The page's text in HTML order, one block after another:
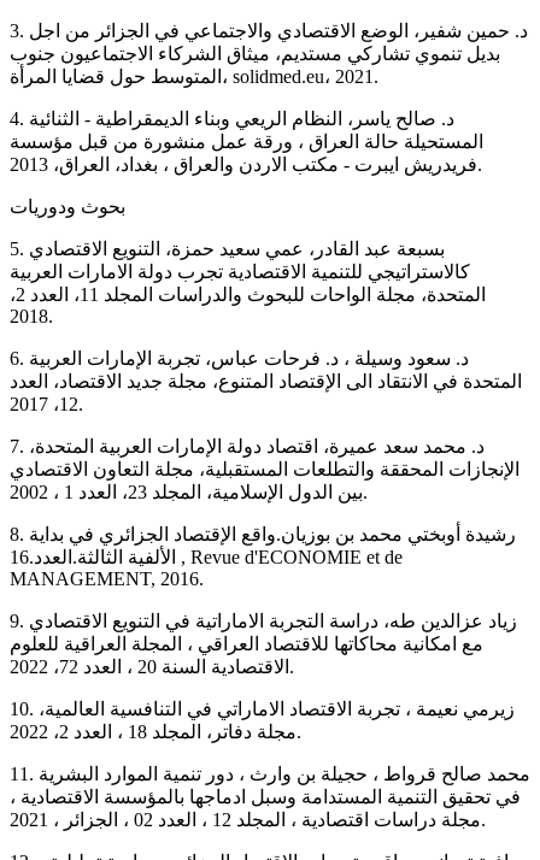
3. د. حمين شفير، الوضع الاقتصادي والاجتماعي في الجزائر من اجل
بديل تنموي تشاركي مستديم، ميثاق الشركاء الاجتماعيون جنوب
المتوسط حول قضايا المرأة، solidmed.eu، 2021.
4. د. صالح ياسر، النظام الريعي وبناء الديمقراطية - الثنائية
المستحيلة حالة العراق ، ورقة عمل منشورة من قبل مؤسسة
فريدريش ايبرت - مكتب الاردن والعراق ، بغداد، العراق، 2013.
بحوث ودوريات
5. بسبعة عبد القادر، عمي سعيد حمزة، التنويع الاقتصادي
كالاستراتيجي للتنمية الاقتصادية تجرب دولة الامارات العربية
المتحدة، مجلة الواحات للبحوث والدراسات المجلد 11، العدد 2،
2018.
6. د. سعود وسيلة ، د. فرحات عباس، تجربة الإمارات العربية
المتحدة في الانتقاد الى الإقتصاد المتنوع، مجلة جديد الاقتصاد، العدد
12، 2017.
7. د. محمد سعد عميرة، اقتصاد دولة الإمارات العربية المتحدة،
الإنجازات المحققة والتطلعات المستقبلية، مجلة التعاون الاقتصادي
بين الدول الإسلامية، المجلد 23، العدد 1 ، 2002.
8. رشيدة أوبختي محمد بن بوزيان.واقع الإقتصاد الجزائري في بداية
الألفية الثالثة.العدد.16 , Revue d'ECONOMIE et de
MANAGEMENT, 2016.
9. زياد عزالدين طه، دراسة التجربة الاماراتية في التنويع الاقتصادي
مع امكانية محاكاتها للاقتصاد العراقي ، المجلة العراقية للعلوم
الاقتصادية السنة 20 ، العدد 72، 2022.
10. زيرمي نعيمة ، تجربة الاقتصاد الاماراتي في التنافسية العالمية،
مجلة دفاتر، المجلد 18 ، العدد 2، 2022.
11. محمد صالح قرواط ، حجيلة بن وارث ، دور تنمية الموارد البشرية
في تحقيق التنمية المستدامة وسبل ادماجها بالمؤسسة الاقتصادية ،
مجلة دراسات اقتصادية ، المجلد 12 ، العدد 02 ، الجزائر ، 2021.